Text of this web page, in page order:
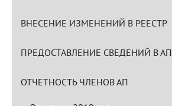
ВНЕСЕНИЕ ИЗМЕНЕНИЙ В РЕЕСТР
ПРЕДОСТАВЛЕНИЕ СВЕДЕНИЙ В АП
ОТЧЕТНОСТЬ ЧЛЕНОВ АП